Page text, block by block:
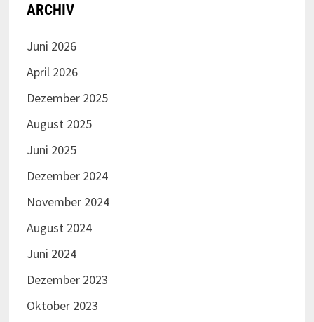
ARCHIV
Juni 2026
April 2026
Dezember 2025
August 2025
Juni 2025
Dezember 2024
November 2024
August 2024
Juni 2024
Dezember 2023
Oktober 2023